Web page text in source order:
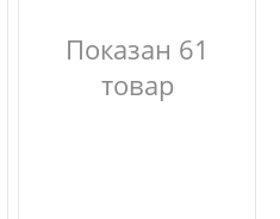
Показан 61
товар